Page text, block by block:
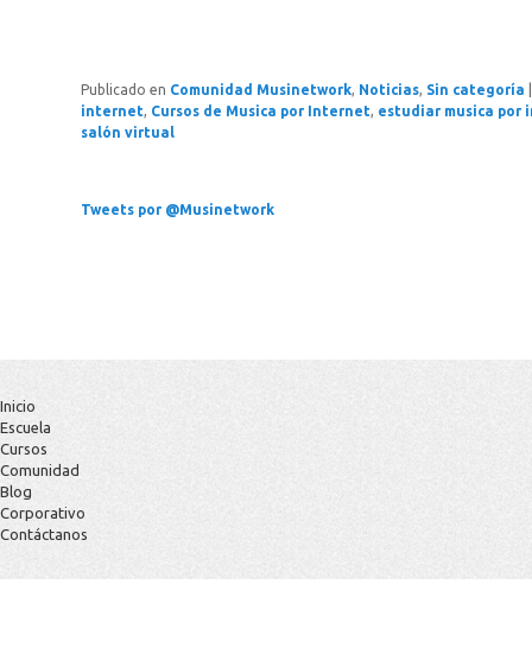
Publicado en Comunidad Musinetwork, Noticias, Sin categoría
internet, Cursos de Musica por Internet, estudiar musica por
salón virtual
Tweets por @Musinetwork
Inicio
Escuela
Cursos
Comunidad
Blog
Corporativo
Contáctanos